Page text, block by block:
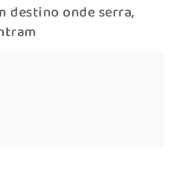
destino onde serra,